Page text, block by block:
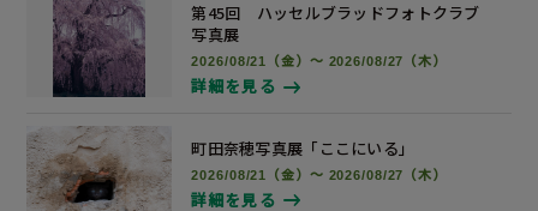
第45回 ハッセルブラッドフォトクラブ
写真展
2026/08/21（金）～ 2026/08/27（木）
詳細を見る
町田奈穂写真展 「ここにいる」
2026/08/21（金）～ 2026/08/27（木）
詳細を見る